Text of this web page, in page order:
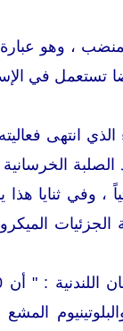
، وهو
تستعمل في
انتهى
الصلبة
وفي ثنايا هذا